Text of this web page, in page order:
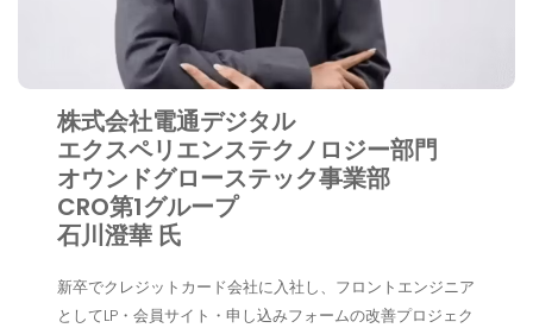
株式会社電通デジタル
エクスペリエンステクノロジー部門
オウンドグローステック事業部
CRO第1グループ
石川澄華 氏
新卒でクレジットカード会社に入社し、フロントエンジニア
としてLP・会員サイト・申し込みフォームの改善プロジェク